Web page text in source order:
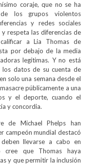
coraje, que no se ha
los grupos violentos
y redes sociales
respeta las diferencias de
a Lia Thomas de
por debajo de la media
legítimas. Y no está
los datos de su cuenta de
solo una semana desde el
públicamente a una
y el deporte, cuando el
y concordia.
de Michael Phelps han
campeón mundial destacó
llevarse a cabo en
cree que Thomas haya
y que permitir la inclusión